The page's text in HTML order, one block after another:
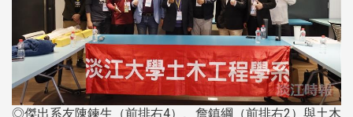
◎傑出系友陳鍊生（前排右4）、詹鎮綱（前排右2）與土木